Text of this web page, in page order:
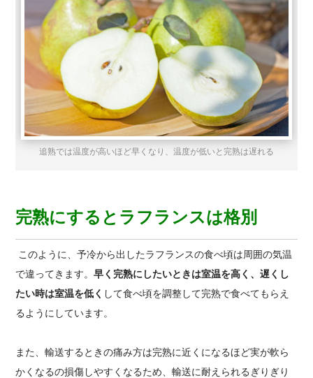
追熟では温度が高いほど早くなり、温度が低いと完熟は遅れる
完熟にするとラフランスは格別
このように、予冷から出したラフランスの食べ頃は周囲の気温
で違ってきます。早く完熟にしたいときは室温を高く、遅く し
たい時は室温を低く して食べ頃を調整して完熟で食べてもらえ
るようにしています。
また、輸送するときの痛み方は完熟に近くになるほど実が軟ら
かくなるの損傷しやすくなるため、輸送に耐えられるぎりぎり